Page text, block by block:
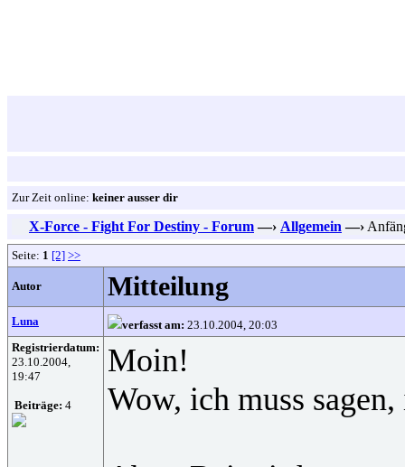
Zur Zeit online: keiner ausser dir
X-Force - Fight For Destiny - Forum —› Allgemein —›
Seite: 1 [2] >>
Autor Mitteilung
Luna verfasst am: 23.10.2004, 20:03
Registrierdatum:
23.10.2004,
19:47
Beiträge: 4
Moin!
Wow, ich muss